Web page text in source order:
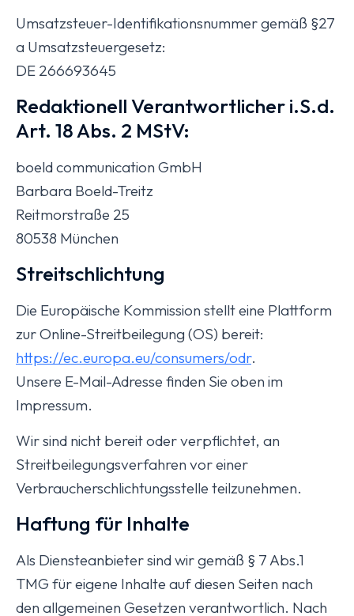
Umsatzsteuer-Identifikationsnummer gemäß §27
a Umsatzsteuergesetz:
DE 266693645
Redaktionell Verantwortlicher i.S.d.
Art. 18 Abs. 2 MStV:
boeld communication GmbH
Barbara Boeld-Treitz
Reitmorstraße 25
80538 München
Streitschlichtung
Die Europäische Kommission stellt eine Plattform
zur Online-Streitbeilegung (OS) bereit:
https://ec.europa.eu/consumers/odr.
Unsere E-Mail-Adresse finden Sie oben im
Impressum.
Wir sind nicht bereit oder verpflichtet, an
Streitbeilegungsverfahren vor einer
Verbraucherschlichtungsstelle teilzunehmen.
Haftung für Inhalte
Als Diensteanbieter sind wir gemäß § 7 Abs.1
TMG für eigene Inhalte auf diesen Seiten nach
den allgemeinen Gesetzen verantwortlich. Nach